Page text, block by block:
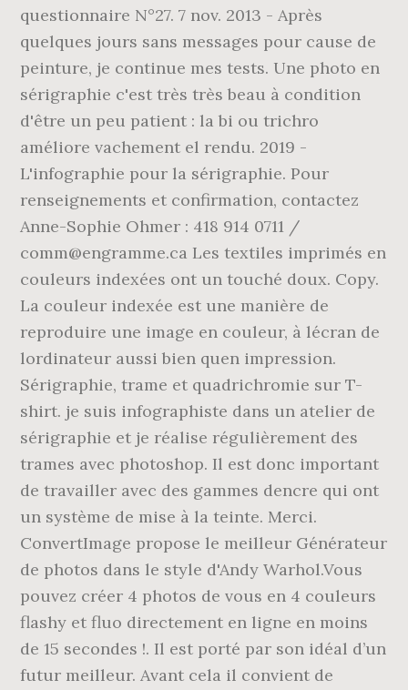
questionnaire N°27. 7 nov. 2013 - Après
quelques jours sans messages pour cause de
peinture, je continue mes tests. Une photo en
sérigraphie c'est très très beau à condition
d'être un peu patient : la bi ou trichro
améliore vachement el rendu. 2019 -
L'infographie pour la sérigraphie. Pour
renseignements et confirmation, contactez
Anne-Sophie Ohmer : 418 914 0711 /
comm@engramme.ca Les textiles imprimés en
couleurs indexées ont un touché doux. Copy.
La couleur indexée est une manière de
reproduire une image en couleur, à lécran de
lordinateur aussi bien quen impression.
Sérigraphie, trame et quadrichromie sur T-
shirt. je suis infographiste dans un atelier de
sérigraphie et je réalise régulièrement des
trames avec photoshop. Il est donc important
de travailler avec des gammes dencre qui ont
un système de mise à la teinte. Merci.
ConvertImage propose le meilleur Générateur
de photos dans le style d'Andy Warhol.Vous
pouvez créer 4 photos de vous en 4 couleurs
flashy et fluo directement en ligne en moins
de 15 secondes !. Il est porté par son idéal d’un
futur meilleur. Avant cela il convient de